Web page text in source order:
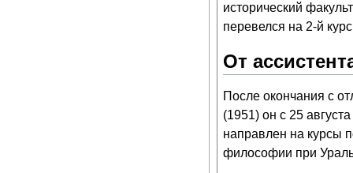
исторический
перевелся на 2-й
От
После окончания с
(1951) он с 25
направлен на курсы
философии при